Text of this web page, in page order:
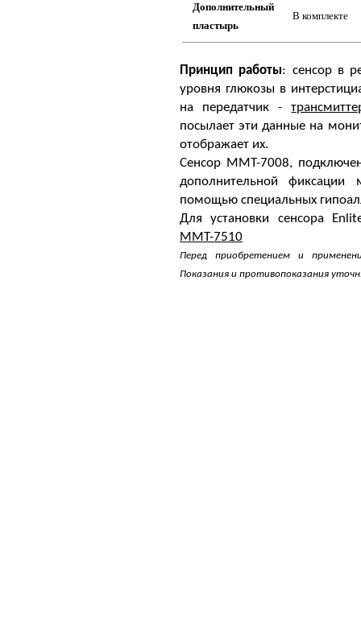
Дополнительный
пластырь
В комплекте
Принцип работы: сенсор в
уровня глюкозы в
на передатчик -
посылает эти данные на
отображает их.
Сенсор ММТ-7008,
дополнительной
помощью специальных
Для установки сенсора
MMT-7510
Перед приобретением и
Показания и противопоказания